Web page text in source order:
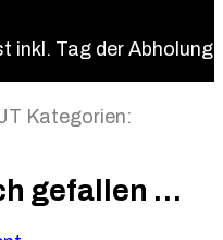
inkl. Tag der Abholung
Kategorien:
gefallen …